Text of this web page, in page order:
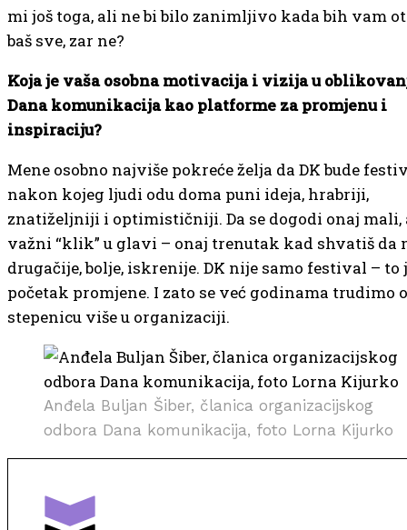
mi još toga, ali ne bi bilo zanimljivo kada bih vam
baš sve, zar ne?
Koja je vaša osobna motivacija i vizija u
Dana komunikacija kao platforme za promjenu i
inspiraciju?
Mene osobno najviše pokreće želja da DK bude
nakon kojeg ljudi odu doma puni ideja, hrabriji,
znatiželjniji i optimističniji. Da se dogodi onaj mali,
važni “klik” u glavi – onaj trenutak kad shvatiš da
drugačije, bolje, iskrenije. DK nije samo festival – to
početak promjene. I zato se već godinama trudimo
stepenicu više u organizaciji.
Anđela Buljan Šiber, članica organizacijskog
odbora Dana komunikacija, foto Lorna Kijurko